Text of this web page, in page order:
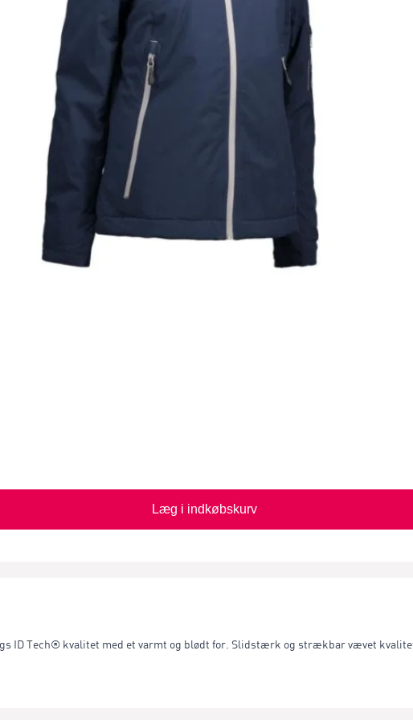
Læg i indkøbskurv
ID Tech® kvalitet med et varmt og blødt for. Slidstærk og strækbar vævet